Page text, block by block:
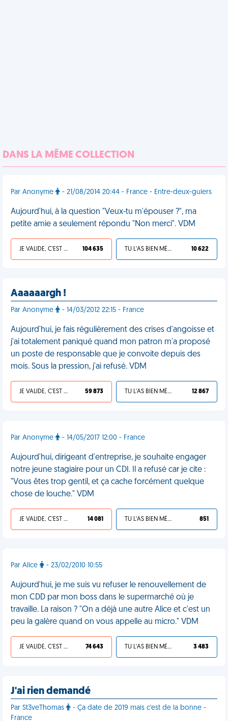
DANS LA MÊME COLLECTION
Par Anonyme - 21/08/2014 20:44 - France - Entre-deux-guiers
Aujourd'hui, à la question "Veux-tu m'épouser ?", ma
petite amie a seulement répondu "Non merci". VDM
JE VALIDE, C'EST UNE VDM 104 635 TU L'AS BIEN MÉRITÉ 10 622
Aaaaaargh !
Par Anonyme - 14/03/2012 22:15 - France
Aujourd'hui, je fais régulièrement des crises d'angoisse et
j'ai totalement paniqué quand mon patron m'a proposé
un poste de responsable que je convoite depuis des
mois. Sous la pression, j'ai refusé. VDM
JE VALIDE, C'EST UNE VDM 59 873 TU L'AS BIEN MÉRITÉ 12 867
Par Anonyme - 14/05/2017 12:00 - France
Aujourd'hui, dirigeant d'entreprise, je souhaite engager
notre jeune stagiaire pour un CDI. Il a refusé car je cite :
"Vous êtes trop gentil, et ça cache forcément quelque
chose de louche." VDM
JE VALIDE, C'EST UNE VDM 14 081 TU L'AS BIEN MÉRITÉ 851
Par Alice - 23/02/2010 10:55
Aujourd'hui, je me suis vu refuser le renouvellement de
mon CDD par mon boss dans le supermarché où je
travaille. La raison ? "On a déjà une autre Alice et c'est un
peu la galère quand on vous appelle au micro." VDM
JE VALIDE, C'EST UNE VDM 74 643 TU L'AS BIEN MÉRITÉ 3 483
J'ai rien demandé
Par St3veThomas
- Ça date de 2019 mais c'est de la bonne -
France